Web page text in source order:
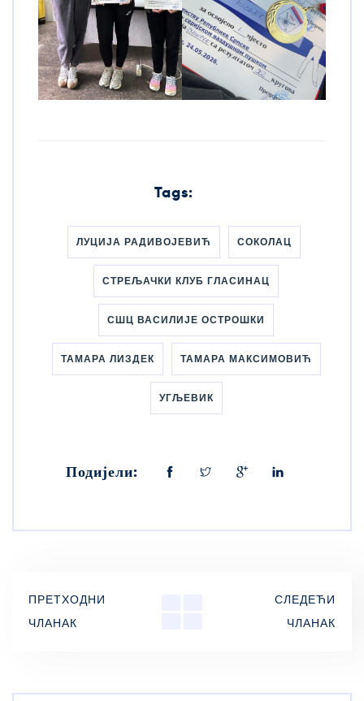
Tags:
ЛУЦИЈА РАДИВОЈЕВИЋ СОКОЛАЦ
СТРЕЉАЧКИ КЛУБ ГЛАСИНАЦ
СШЦ ВАСИЛИЈЕ ОСТРОШКИ
ТАМАРА ЛИЗДЕК ТАМАРА МАКСИМОВИЋ
УГЉЕВИК
Подијели:
ПРЕТХОДНИ
ЧЛАНАК
СЛЕДЕЋИ
ЧЛАНАК